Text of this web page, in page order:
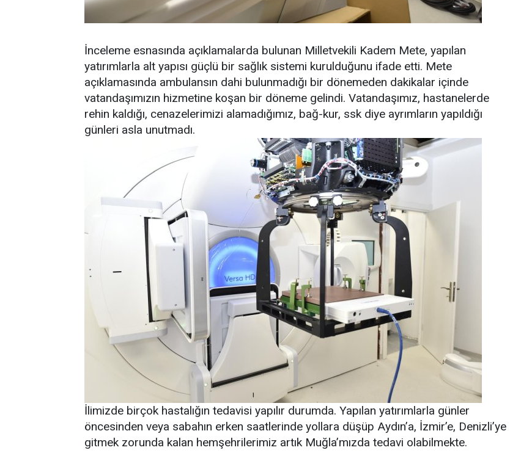
İnceleme esnasında açıklamalarda bulunan Milletvekili Kadem Mete, yapılan
yatırımlarla alt yapısı güçlü bir sağlık sistemi kurulduğunu ifade etti. Mete
açıklamasında ambulansın dahi bulunmadığı bir dönemeden dakikalar içinde
vatandaşımızın hizmetine koşan bir döneme gelindi. Vatandaşımız, hastanelerde
rehin kaldığı, cenazelerimizi alamadığımız, bağ-kur, ssk diye ayrımların yapıldığı
günleri asla unutmadı.
İlimizde birçok hastalığın tedavisi yapılır durumda. Yapılan yatırımlarla günler
öncesinden veya sabahın erken saatlerinde yollara düşüp Aydın’a, İzmir’e, Denizli’ye
gitmek zorunda kalan hemşehrilerimiz artık Muğla’mızda tedavi olabilmekte.